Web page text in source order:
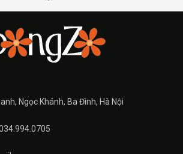
Ngọc Khánh, Ba Đình, Hà Nội